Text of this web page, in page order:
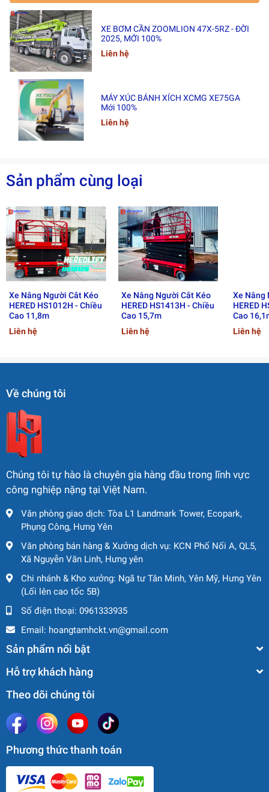
🔧THÔNG SỐ KỸ THUẬT
• Chiều cao làm việc tối đa: 20,77 m
• Chiều cao sàn tối đa: 18,77 m
• Tầm với ngang tối đa: 12 m
• Khả năng vượt chướng ngại: 8,1 m
• Chiều dài khi gập: 9,0 m
• Chiều rộng khi gập: 2,49 m
• Chiều cao khi gập: 2,697 m
• Chiều dài cơ sở: 2,5 m
• Kích thước sàn: 2,44 m x 0,91 m
🔹 Hiệu suất làm việc
• Tải trọng sàn làm việc: 250 kg
• Khả năng leo dốc: 45%
• Bán kính quay trong: 2,42 m
• Bán kính quay ngoài: 5,57 m
• Quay sàn: ±90°
• Độ dốc cho phép vận hành: 5°
• Tốc độ gió cho phép: 12,5 m/s
• Động cơ: Kubota V2403
XE BƠM CẦN ZOOMLION 47X-5RZ - ĐỜI
2025, MỚI 100%
Liên hệ
MÁY XÚC BÁNH XÍCH XCMG XE75GA
Mới 100%
Liên hệ
Sản phẩm cùng loại
Xe Nâng Người Cắt Kéo
HERED HS1012H - Chiều
Cao 11,8m
Liên hệ
Xe Nâng Người Cắt Kéo
HERED HS1413H - Chiều
Cao 15,7m
Liên hệ
Xe Nâng
HERED
Cao
Liên hệ
Về chúng tôi
Chúng tôi tự hào là chuyên gia hàng đầu trong lĩnh vực
công nghiệp nặng tại Việt Nam.
Văn phòng giao dịch: Tòa L1 Landmark Tower, Ecopark,
Phụng Công, Hưng Yên
Văn phòng bán hàng & Xưởng dịch vụ: KCN Phố Nối A, QL5,
Xã Nguyễn Văn Linh, Hưng yên
Chi nhánh & Kho xưởng: Ngã tư Tân Minh, Yên Mỹ, Hưng Yên
(Lối lên cao tốc 5B)
Số điện thoại: 0961333935
Email: hoangtamhckt.vn@gmail.com
Sản phẩm nổi bật
Hỗ trợ khách hàng
Theo dõi chúng tôi
Phương thức thanh toán